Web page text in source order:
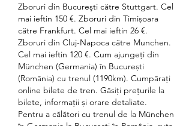
Zboruri din Bucureşti către Stuttgart. Cel
mai ieftin 150 €. Zboruri din Timișoara
către Frankfurt. Cel mai ieftin 26 €.
Zboruri din Cluj-Napoca către Munchen.
Cel mai ieftin 120 €. Cum ajungeți din
München (Germania) în București
(România) cu trenul (1190km). Cumpărați
online bilete de tren. Găsiți prețurile la
bilete, informații și orare detaliate.
Pentru a călători cu trenul de la München